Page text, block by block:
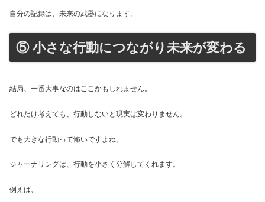
自分の記録は、未来の武器になります。
⑤ 小さな行動につながり未来が変わる
結局、一番大事なのはここかもしれません。
どれだけ考えても、行動しないと現実は変わりません。
でも大きな行動って怖いですよね。
ジャーナリングは、行動を小さく分解してくれます。
例えば、